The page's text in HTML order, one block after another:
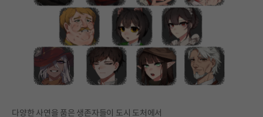
다양한 사연을 품은 생존자들이 도시 도처에서